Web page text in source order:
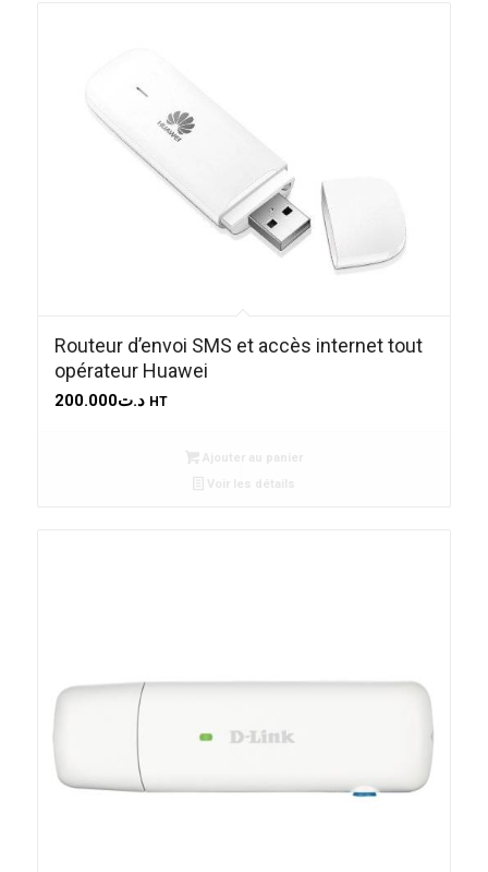
Routeur d’envoi SMS et accès internet tout
opérateur Huawei
200.000د.ت HT